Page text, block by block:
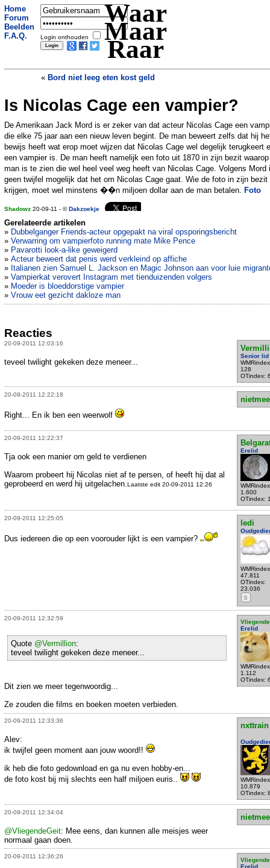
Home
Forum
Beelden
F.A.Q.
Login onthouden
Waar
Maar
Raar
« Bord niet leeg eten kost geld
Man probeert nooddeur vliegtuig te
openen»
Is Nicolas Cage een vampier?
De Amerikaan Jack Mord is er zeker van dat acteur Nicolas Cage een
die elke 75 jaar aan een nieuw leven begint. De man beweert zelfs dat hij
bewijs heeft wat erop moet wijzen dat Nicolas Cage wel degelijk terugkeert
een vampier is. De man heeft namelijk een foto uit 1870 in zijn bezit
man is te zien die wel heel veel weg heeft van Nicolas Cage. Volgens Mord
geen twijfel mogelijk dat het om Nicolas Cage gaat. Wie de foto in zijn bezit
krijgen, moet wel minstens ��n miljoen dollar aan de man betalen. Foto
Shadowz 20-09-11 - ©Dakzoekje
Gerelateerde artikelen
» Dubbelganger Friends-acteur opgepakt na viral opsporingsbericht
» Verwarring om vampierfoto running mate Mike Pence
» Pavarotti look-a-like geweigerd
» Acteur beweert dat penis werd verkleind op affiche
» Italianen zien Samuel L. Jackson en Magic Johnson aan voor luie
» Vampierkat verovert Instagram met tienduizenden volgers
» Moeder is bloeddorstige vampier
» Vrouw eet gezicht dakloze man
Reacties
20-09-2011 12:03:16
Senior lid
128
OTindex:
teveel twilight gekeken deze meneer...
20-09-2011 12:22:18
Right... En ik ben een weerwolf
20-09-2011 12:22:37
Erelid
1.600
OTindex:
Tja ook een manier om geld te verdienen
Waarom probeert hij Nicolas niet af te persen, of heeft hij dat al
geprobeerd en werd hij uitgelachen.Laatste edit 20-09-2011 12:26
20-09-2011 12:25:05
ledi
47.811
OTindex:
23.036
S
Dus iedereen die op een voorouder lijkt is een vampier?
20-09-2011 12:32:59
Erelid
1.112
OTindex:
Quote @Vermillion:
teveel twilight gekeken deze meneer...
Dit zien we meer tegenwoordig...
Ze zouden die films en boeken moeten verbieden.
20-09-2011 12:33:36
nxttrain
10.879
OTindex:
Alev:
ik twijfel geen moment aan jouw woord!!
ik heb die foto gedownload en ga nu even hobby-en...
de foto kost bij mij slechts een half miljoen euris..
20-09-2011 12:34:04
@VliegendeGeit: Mee eens, dan kunnen alle meisjes weer
normaal gaan doen.
20-09-2011 12:36:26
Erelid